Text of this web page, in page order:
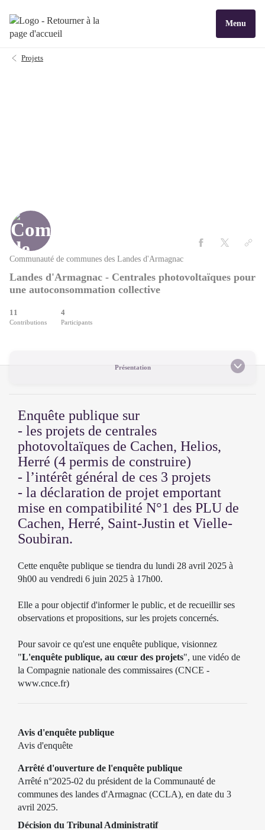
Menu
Projets
Communauté de communes des Landes d'Armagnac
Landes d'Armagnac - Centrales photovoltaïques pour
une autoconsommation collective
11
Contributions
4
Participants
Présentation
Enquête publique sur
- les projets de centrales
photovoltaïques de Cachen, Helios,
Herré (4 permis de construire)
- l’intérêt général de ces 3 projets
- la déclaration de projet emportant
mise en compatibilité N°1 des PLU de
Cachen, Herré, Saint-Justin et Vielle-
Soubiran.
Cette enquête publique se tiendra du lundi 28 avril 2025 à
9h00 au vendredi 6 juin 2025 à 17h00.
Elle a pour objectif d'informer le public, et de recueillir ses
observations et propositions, sur les projets concernés.
Pour savoir ce qu'est une enquête publique, visionnez
"L'enquête publique, au cœur des projets", une vidéo de
la Compagnie nationale des commissaires (CNCE -
www.cnce.fr)
Avis d'enquête publique
Avis d'enquête
Arrêté d'ouverture de l'enquête publique
Arrêté n°2025-02 du président de la Communauté de
communes des landes d'Armagnac (CCLA), en date du 3
avril 2025.
Décision du Tribunal Administratif